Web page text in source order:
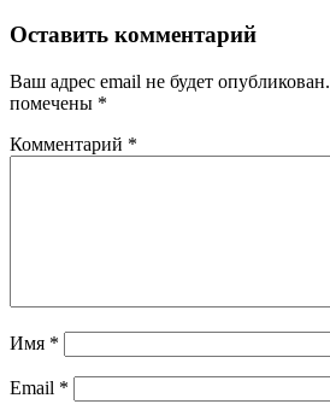
Оставить комментарий
Ваш адрес email не будет опубликован.
помечены *
Комментарий *
Имя *
Email *